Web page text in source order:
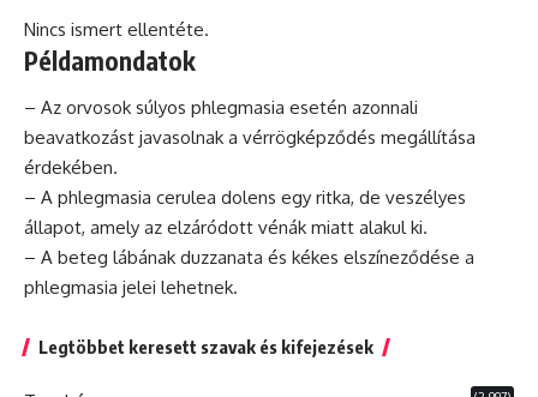
Nincs ismert ellentéte.
Példamondatok
– Az orvosok súlyos phlegmasia esetén azonnali
beavatkozást javasolnak a vérrögképződés megállítása
érdekében.
– A phlegmasia cerulea dolens egy ritka, de veszélyes
állapot, amely az elzáródott vénák miatt alakul ki.
– A beteg lábának duzzanata és kékes elszíneződése a
phlegmasia jelei lehetnek.
Legtöbbet keresett szavak és kifejezések